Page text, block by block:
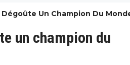
Dégoûte Un Champion Du
un champion du